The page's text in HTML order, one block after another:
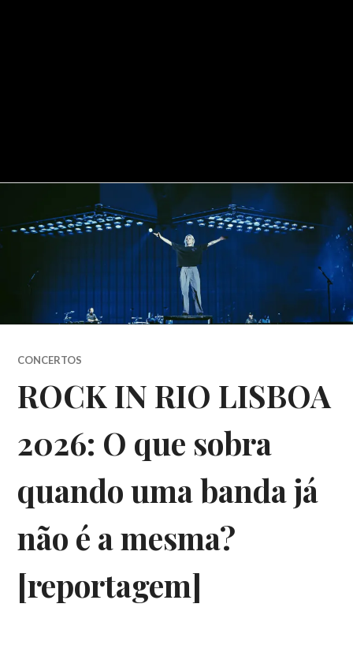
CONCERTOS
ROCK IN RIO LISBOA
2026: O que sobra
quando uma banda já
não é a mesma?
[reportagem]